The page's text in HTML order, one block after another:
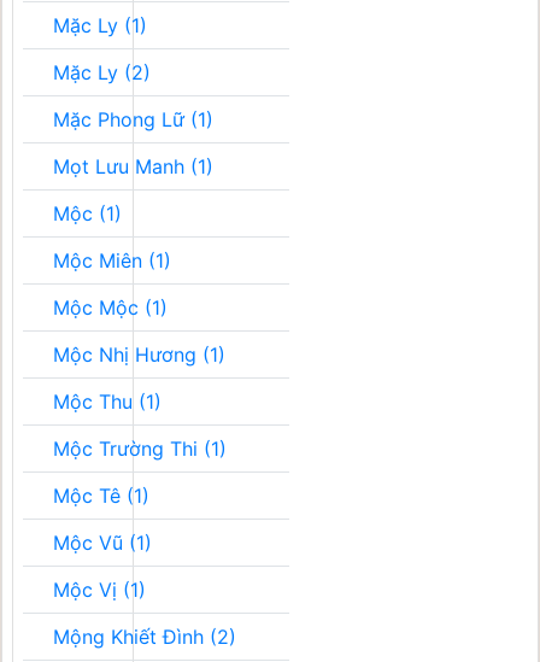
Mặc Ly (1)
Mặc Ly (2)
Mặc Phong Lữ (1)
Mọt Lưu Manh (1)
Mộc (1)
Mộc Miên (1)
Mộc Mộc (1)
Mộc Nhị Hương (1)
Mộc Thu (1)
Mộc Trường Thi (1)
Mộc Tê (1)
Mộc Vũ (1)
Mộc Vị (1)
Mộng Khiết Đình (2)